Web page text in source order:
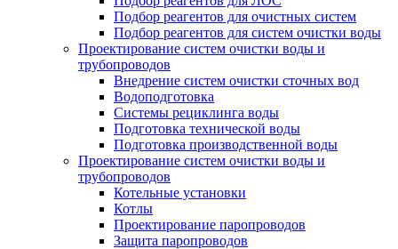
Подбор реагентов для очистных систем
Подбор реагентов для систем очистки воды
Проектирование систем очистки воды и
трубопроводов
Внедрение систем очистки сточных вод
Водоподготовка
Системы рециклинга воды
Подготовка технической воды
Подготовка производственной воды
Проектирование систем очистки воды и
трубопроводов
Котельные установки
Котлы
Проектирование паропроводов
Защита паропроводов